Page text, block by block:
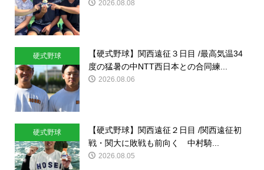
2026.08.08
硬式野球
【硬式野球】関西遠征３日目 /最高気温34
度の猛暑の中NTT西日本との合同練...
2026.08.06
硬式野球
【硬式野球】関西遠征２日目 /関西遠征初
戦・関大に敗戦も前向く 中村騎...
2026.08.05